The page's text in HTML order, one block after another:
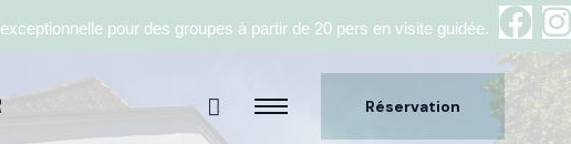
pour des groupes à partir de 20 pers en visite guidée.
Réservation